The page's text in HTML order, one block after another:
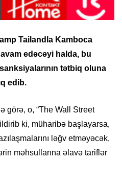
Tailandla Kamboca
edəcəyi halda, bu
tətbiq oluna
edib.
görə, o, “The Wall Street
ki, müharibə başlayarsa,
ləğv etməyəcək,
məhsullarına əlavə tariflər